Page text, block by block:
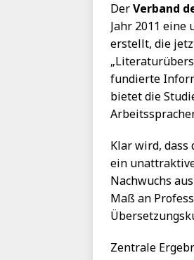
DerVerband
Jahr 2011
erstellt, die
fundierte
bietet die
Klar wird,
ein
Nachwuchs
Maß an
Zentrale